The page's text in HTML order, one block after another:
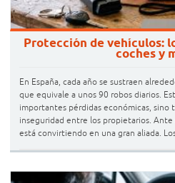
Protección de vehículos:
coches y
En España, cada año se sustraen
que equivale a unos 90 robos diarios.
importantes pérdidas económicas, sino
inseguridad entre los propietarios.
está convirtiendo en una gran aliada.